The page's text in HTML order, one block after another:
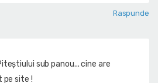
Raspunde
sub panou... cine are
site !